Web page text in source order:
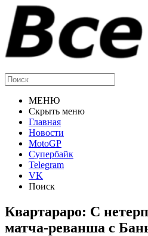
МЕНЮ
Скрыть меню
Главная
Новости
MotoGP
Супербайк
Telegram
VK
Поиск
Квартараро: С
матча-реванша с